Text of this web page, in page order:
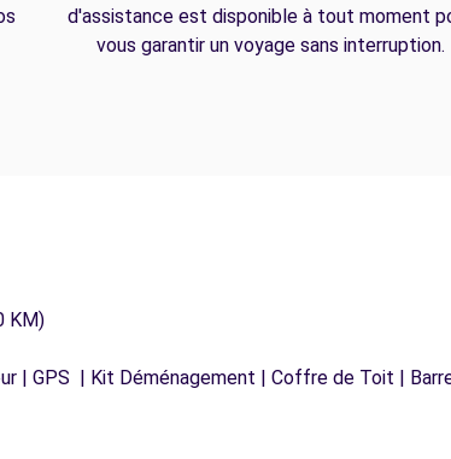
d'assistance est disponible à tout moment
vous garantir un voyage sans interruption.
KM)
| GPS | Kit Déménagement | Coffre de Toit |